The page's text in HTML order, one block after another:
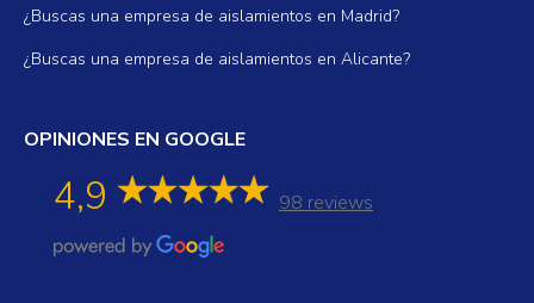
¿Buscas una empresa de aislamientos en Madrid?
¿Buscas una empresa de aislamientos en Alicante?
OPINIONES EN GOOGLE
4,9 98 reviews